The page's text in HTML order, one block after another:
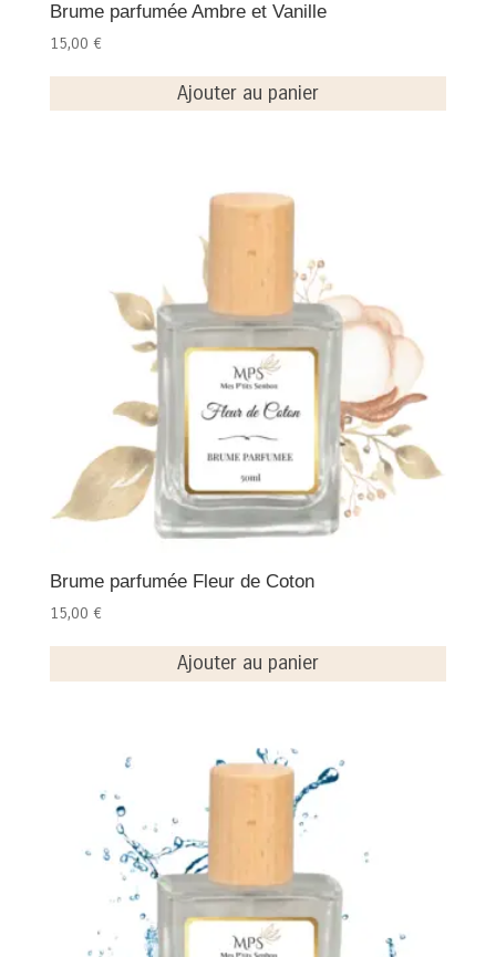
Brume parfumée Ambre et Vanille
15,00 €
Ajouter au panier
Brume parfumée Fleur de Coton
15,00 €
Ajouter au panier